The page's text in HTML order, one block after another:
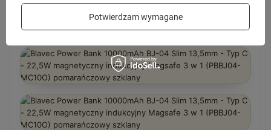
Potwierdzam wymagane